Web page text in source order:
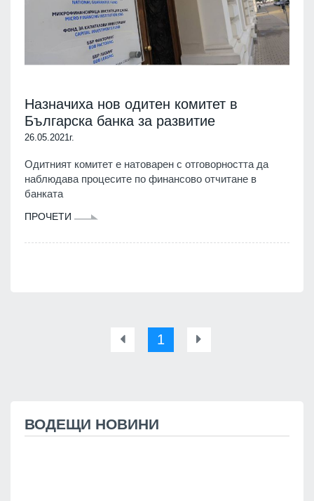
Назначиха нов одитен комитет в
Българска банка за развитие
26.05.2021г.
Одитният комитет е натоварен с отговорността да
наблюдава процесите по финансово отчитане в
банката
ПРОЧЕТИ
1
ВОДЕЩИ НОВИНИ